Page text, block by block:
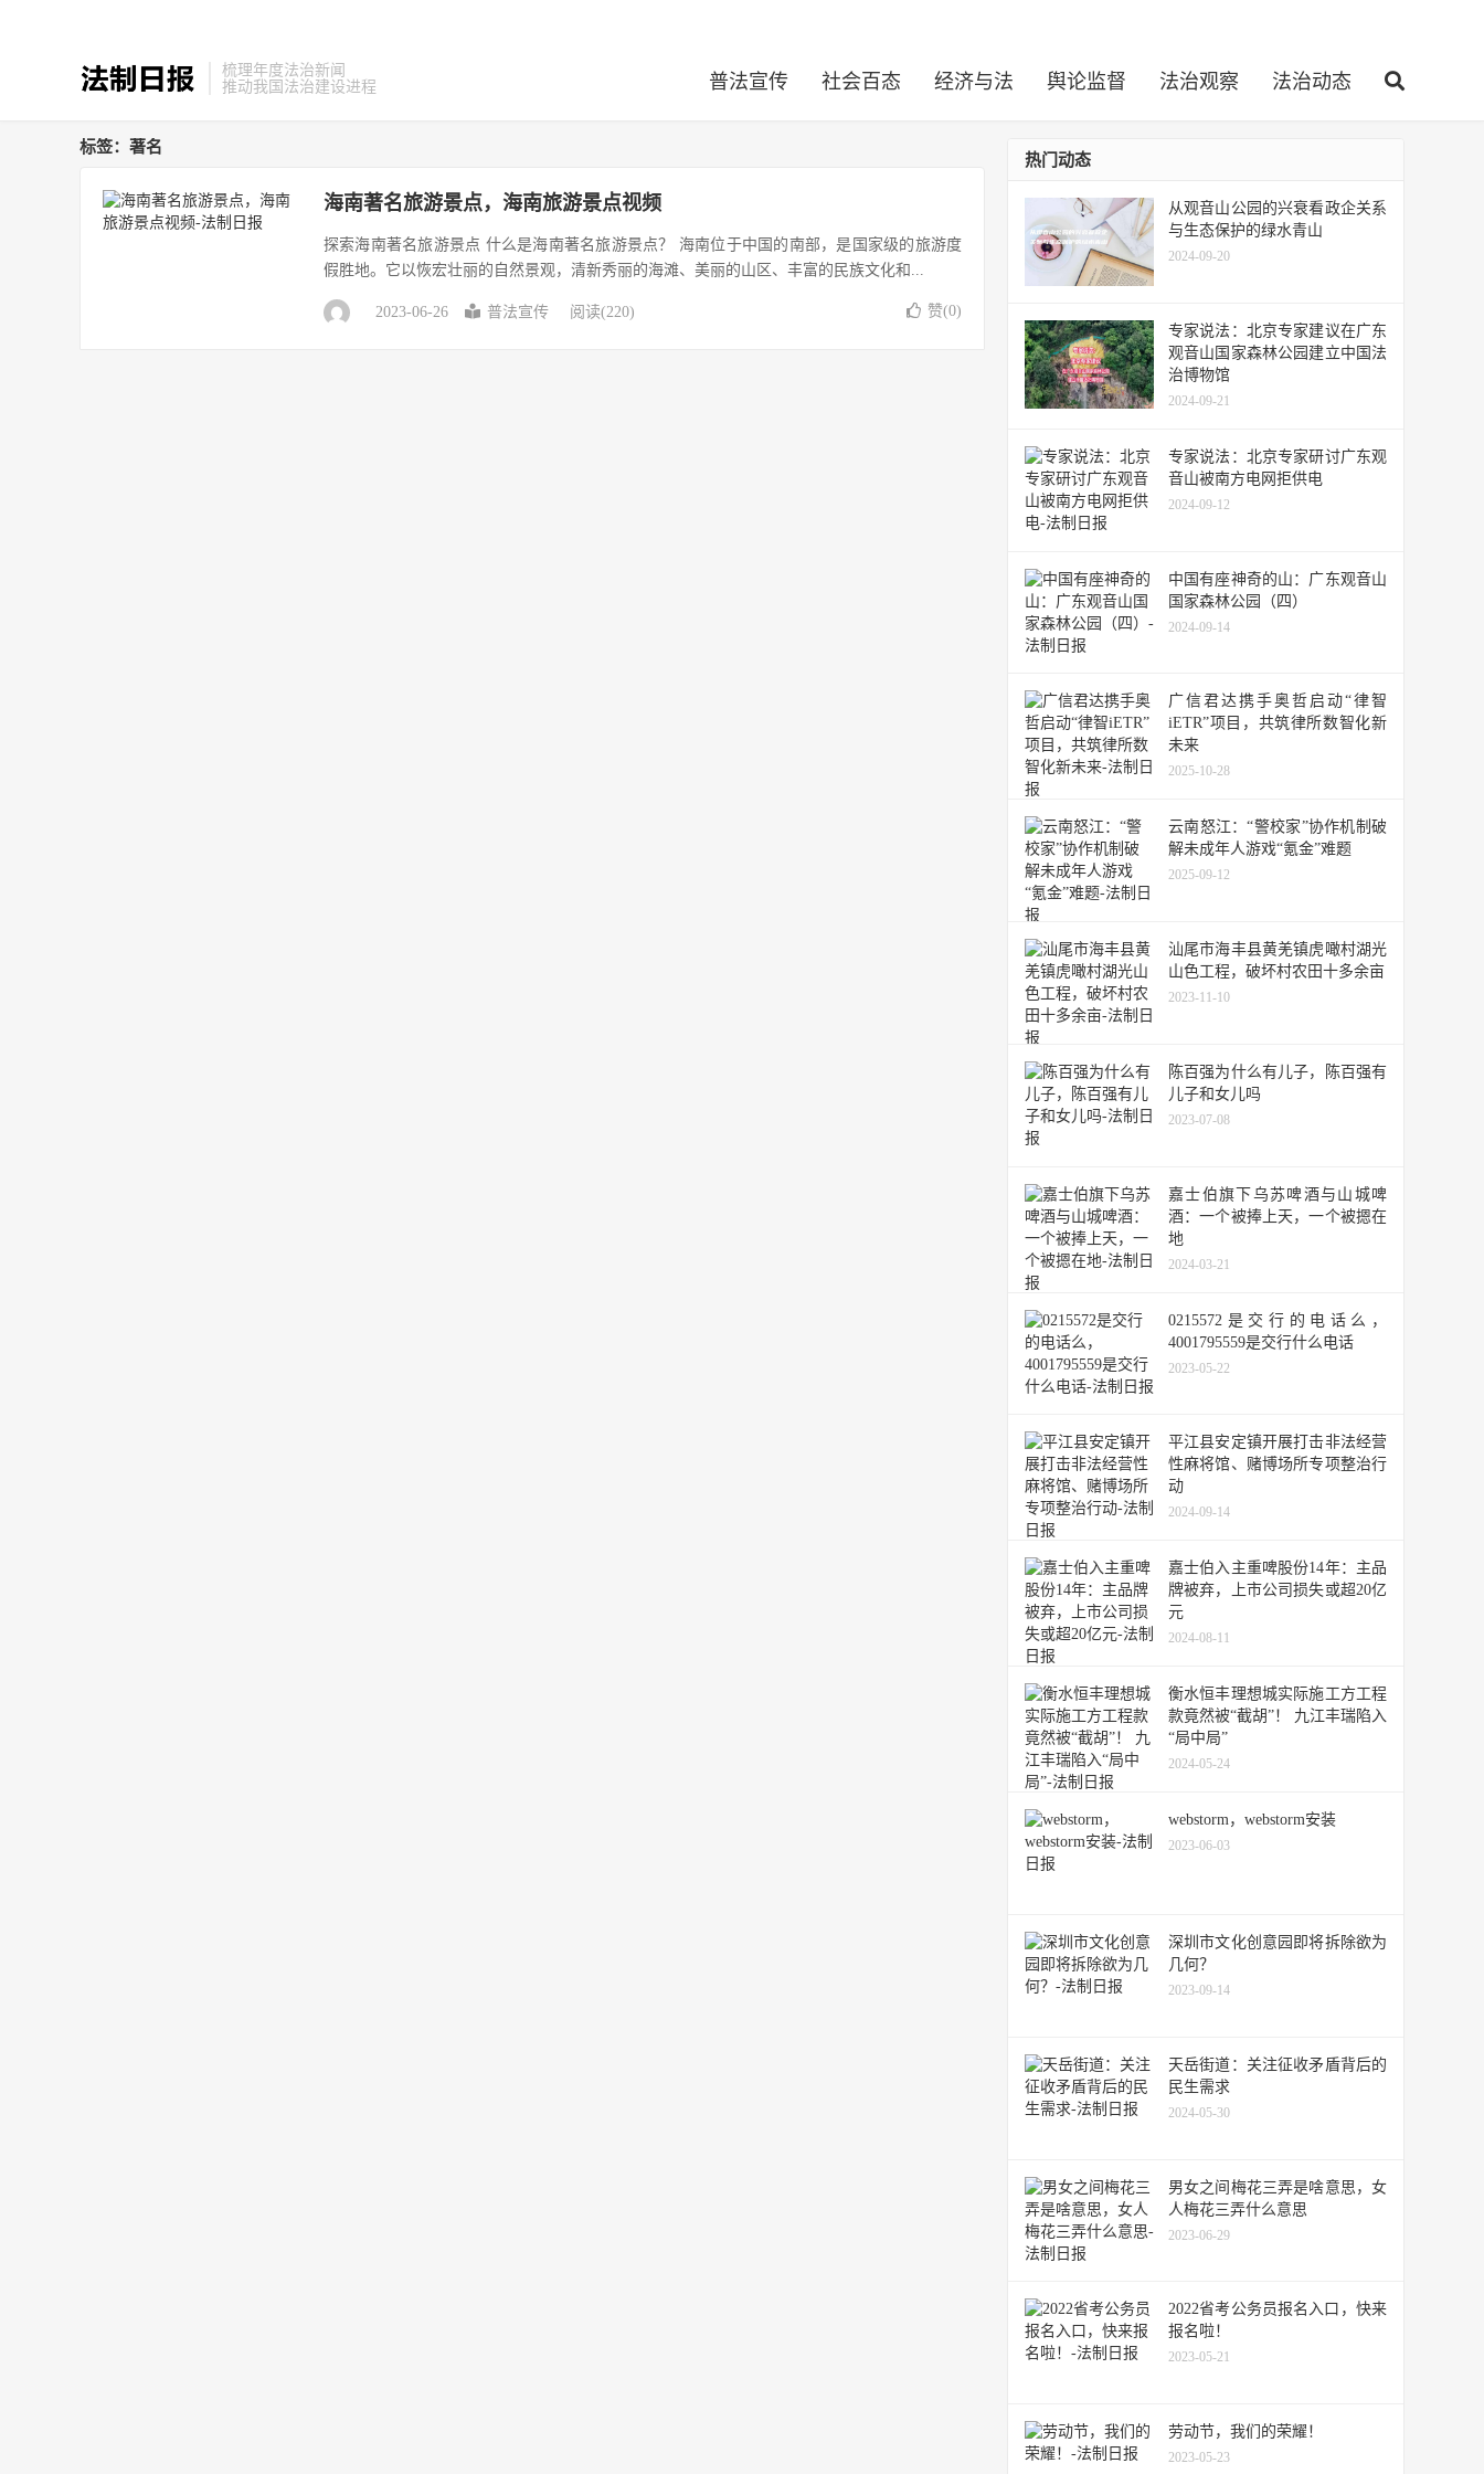
梳理年度法治新闻
推动我国法治建设进程
普法宣传 社会百态 经济与法 舆论监督 法治观察 法治动态
标签：著名
海南著名旅游景点，海南旅游景点视频
探索海南著名旅游景点 什么是海南著名旅游景点？ 海南位于中国的南部，是国家级的旅游度
假胜地。它以恢宏壮丽的自然景观，清新秀丽的海滩、美丽的山区、丰富的民族文化和...
2023-06-26 普法宣传 阅读(220) 赞(0)
热门动态
从观音山公园的兴衰看政企关系
与生态保护的绿水青山
2024-09-20
专家说法：北京专家建议在广东
观音山国家森林公园建立中国法
治博物馆
2024-09-21
专家说法：北京专家研讨广东观
音山被南方电网拒供电
2024-09-12
中国有座神奇的山：广东观音山
国家森林公园（四）
2024-09-14
广信君达携手奥哲启动“律智
iETR”项目，共筑律所数智化新
未来
2025-10-28
云南怒江：“警校家”协作机制破
解未成年人游戏“氪金”难题
2025-09-12
汕尾市海丰县黄羌镇虎噉村湖光
山色工程，破坏村农田十多余亩
2023-11-10
陈百强为什么有儿子，陈百强有
儿子和女儿吗
2023-07-08
嘉士伯旗下乌苏啤酒与山城啤
酒：一个被捧上天，一个被摁在
地
2024-03-21
0215572是交行的电话么，
4001795559是交行什么电话
2023-05-22
平江县安定镇开展打击非法经营
性麻将馆、赌博场所专项整治行
动
2024-09-14
嘉士伯入主重啤股份14年：主品
牌被弃，上市公司损失或超20亿
元
2024-08-11
衡水恒丰理想城实际施工方工程
款竟然被“截胡”！ 九江丰瑞陷入
“局中局”
2024-05-24
webstorm，webstorm安装
2023-06-03
深圳市文化创意园即将拆除欲为
几何？
2023-09-14
天岳街道：关注征收矛盾背后的
民生需求
2024-05-30
男女之间梅花三弄是啥意思，女
人梅花三弄什么意思
2023-06-29
2022省考公务员报名入口，快来
报名啦！
2023-05-21
劳动节，我们的荣耀！
2023-05-23